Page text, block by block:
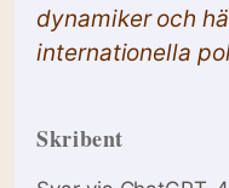
dynamiker och
internationella
Skribent